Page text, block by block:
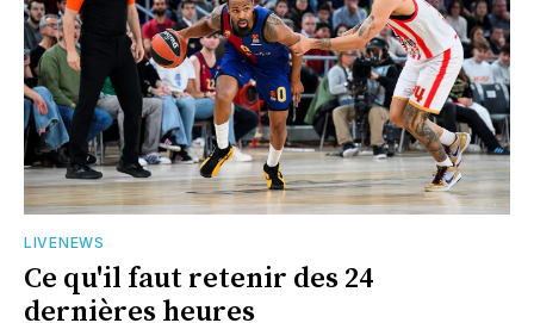
LIVENEWS
Ce qu'il faut retenir des 24
dernières heures